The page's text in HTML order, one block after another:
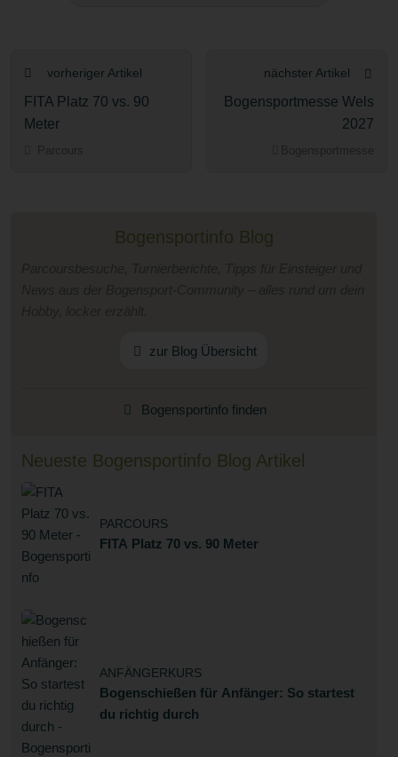
vorheriger Artikel
FITA Platz 70 vs. 90
Meter
nächster Artikel
Bogensportmesse Wels
2027
Bogensportinfo Blog
zur Blog Übersicht
Bogensportinfo finden
Neueste Bogensportinfo Blog Artikel
PARCOURS
FITA Platz 70 vs. 90 Meter
ANFÄNGERKURS
Bogenschießen für Anfänger: So startest
du richtig durch